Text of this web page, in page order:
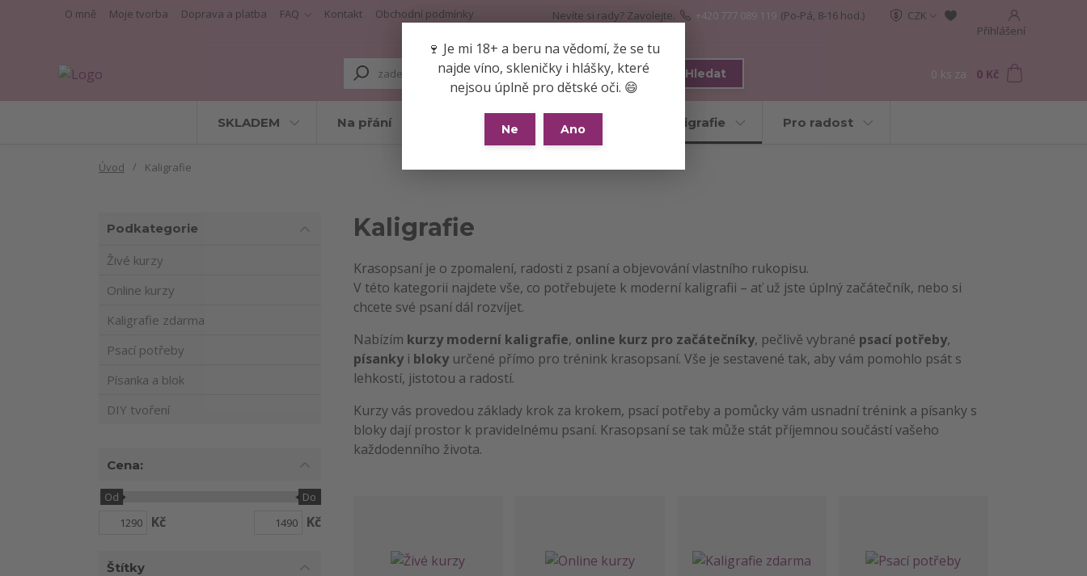
🍷 Je mi 18+ a beru na vědomí, že se tu
najde víno, skleničky i hlášky, které
nejsou úplně pro dětské oči. 😄
Ne Ano
O mně Moje tvorba Doprava a platba FAQ Kontakt Obchodní podmínky
CZK
Přihlášení
Hledat
Nevíte si rady? Zavolejte. +420 777 089 119 (Po-Pá, 8-16 hod.)
0 ks za 0 Kč
SKLADEM Na přání Skleničky Kaligrafie Pro radost
Úvod Kaligrafie
Kaligrafie
Krasopsaní je o zpomalení, radosti z psaní a objevování vlastního rukopisu.
V této kategorii najdete vše, co potřebujete k moderní kaligrafii – ať už jste úplný začátečník, nebo si
chcete své psaní dál rozvíjet.
Nabízím kurzy moderní kaligrafie, online kurz pro začátečníky, pečlivě vybrané psací potřeby,
písankyi bloky určené přímo pro trénink krasopsaní. Vše je sestavené tak, aby vám pomohlo psát s
lehkostí, jistotou a radostí.
Kurzy vás provedou základy krok za krokem, psací potřeby a pomůcky vám usnadní trénink a písanky s
bloky dají prostor k pravidelnému psaní. Krasopsaní se tak může stát příjemnou součástí vašeho
každodenního života.
Podkategorie
Živé kurzy
Online kurzy
Kaligrafie zdarma
Psací potřeby
Písanka a blok
DIY tvoření
Cena:
Kč
Od Do
Kč
Štítky